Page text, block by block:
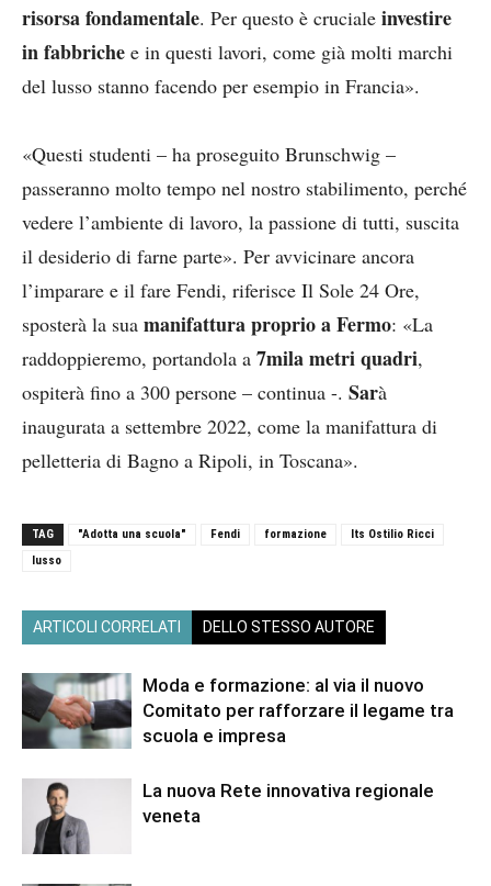
risorsa fondamentale. Per questo è cruciale investire
in fabbriche e in questi lavori, come già molti marchi
del lusso stanno facendo per esempio in Francia».
«Questi studenti – ha proseguito Brunschwig –
passeranno molto tempo nel nostro stabilimento, perché
vedere l’ambiente di lavoro, la passione di tutti, suscita
il desiderio di farne parte». Per avvicinare ancora
l’imparare e il fare Fendi, riferisce Il Sole 24 Ore,
sposterà la sua manifattura proprio a Fermo: «La
raddoppieremo, portandola a 7mila metri quadri,
ospiterà fino a 300 persone – continua -. Sarà
inaugurata a settembre 2022, come la manifattura di
pelletteria di Bagno a Ripoli, in Toscana».
TAG "Adotta una scuola" Fendi formazione
Its Ostilio Ricci
lusso
ARTICOLI CORRELATI DELLO STESSO AUTORE
Moda e formazione: al via il nuovo
Comitato per rafforzare il legame tra
scuola e impresa
La nuova Rete innovativa regionale
veneta